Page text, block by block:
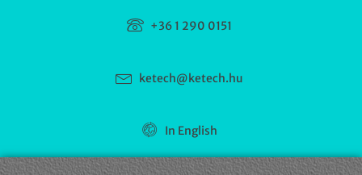
+36 1 290 0151
ketech@ketech.hu
In English